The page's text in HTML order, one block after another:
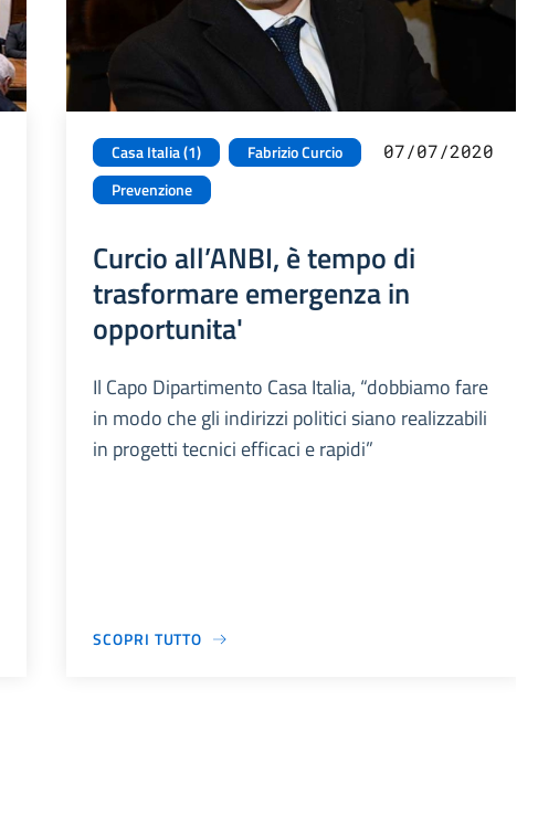
Casa Italia (1)
Fabrizio Curcio
Prevenzione
07/07/2020
Curcio all’ANBI, è tempo di
trasformare emergenza in
opportunita'
Il Capo Dipartimento Casa Italia, “dobbiamo fare
in modo che gli indirizzi politici siano realizzabili
in progetti tecnici efficaci e rapidi”
SCOPRI TUTTO